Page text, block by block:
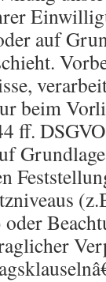
auf
beim
ff.